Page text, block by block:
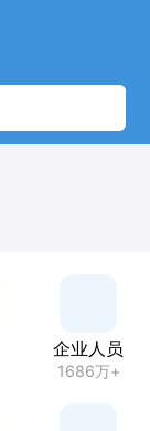
企业人员
1686万+